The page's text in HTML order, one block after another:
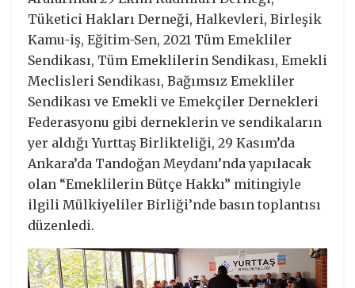
Tüketici Hakları Derneği, Halkevleri, Birleşik
Kamu-iş, Eğitim-Sen, 2021 Tüm Emekliler
Sendikası, Tüm Emeklilerin Sendikası, Emekli
Meclisleri Sendikası, Bağımsız Emekliler
Sendikası ve Emekli ve Emekçiler Dernekleri
Federasyonu gibi derneklerin ve sendikaların
yer aldığı Yurttaş Birlikteliği, 29 Kasım’da
Ankara’da Tandoğan Meydanı’nda yapılacak
olan “Emeklilerin Bütçe Hakkı” mitingiyle
ilgili Mülkiyeliler Birliği’nde basın toplantısı
düzenledi.